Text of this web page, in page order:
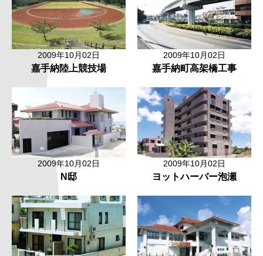
2009年10月02日
嘉手納陸上競技場
2009年10月02日
嘉手納町高架橋工事
2009年10月02日
N邸
2009年10月02日
ヨットハーバー泡瀬